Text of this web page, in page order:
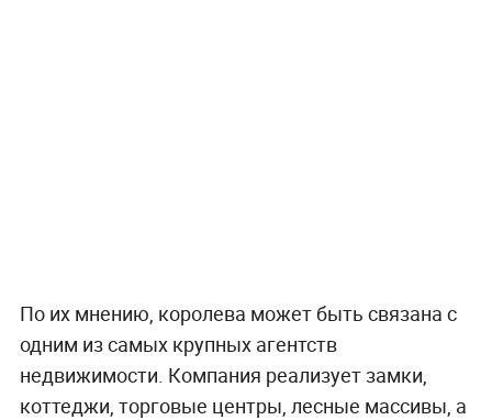
По их мнению, королева может быть связана с
одним из самых крупных агентств
недвижимости. Компания реализует замки,
коттеджи, торговые центры, лесные массивы, а